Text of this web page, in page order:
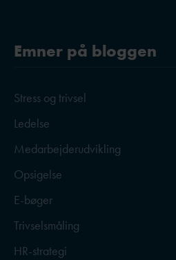
Emner på bloggen
Stress og trivsel
Ledelse
Medarbejderudvikling
Opsigelse
E-bøger
Trivselsmåling
HR-strategi